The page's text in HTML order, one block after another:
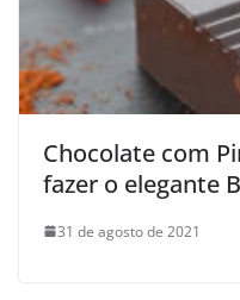
Chocolate com
fazer o elegante
31 de agosto de 2021